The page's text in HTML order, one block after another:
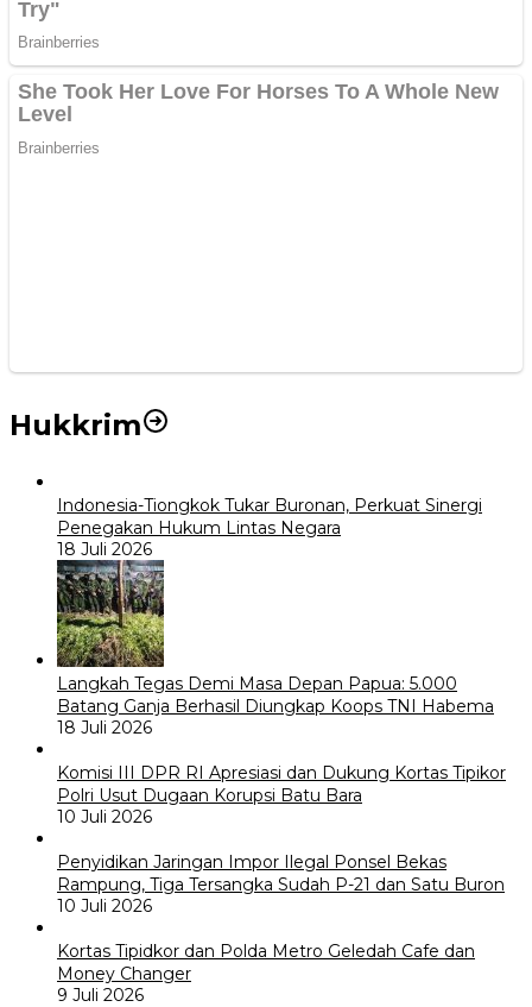
Hukkrim
Indonesia-Tiongkok Tukar Buronan, Perkuat Sinergi
Penegakan Hukum Lintas Negara
18 Juli 2026
Langkah Tegas Demi Masa Depan Papua: 5.000
Batang Ganja Berhasil Diungkap Koops TNI Habema
18 Juli 2026
Komisi III DPR RI Apresiasi dan Dukung Kortas Tipikor
Polri Usut Dugaan Korupsi Batu Bara
10 Juli 2026
Penyidikan Jaringan Impor Ilegal Ponsel Bekas
Rampung, Tiga Tersangka Sudah P-21 dan Satu Buron
10 Juli 2026
Kortas Tipidkor dan Polda Metro Geledah Cafe dan
Money Changer
9 Juli 2026